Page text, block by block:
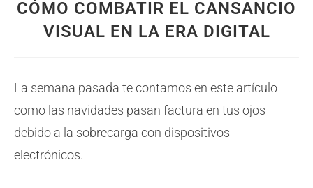
CÓMO COMBATIR EL CANSANCIO
VISUAL EN LA ERA DIGITAL
La semana pasada te contamos en este artículo
como las navidades pasan factura en tus ojos
debido a la sobrecarga con dispositivos
electrónicos.